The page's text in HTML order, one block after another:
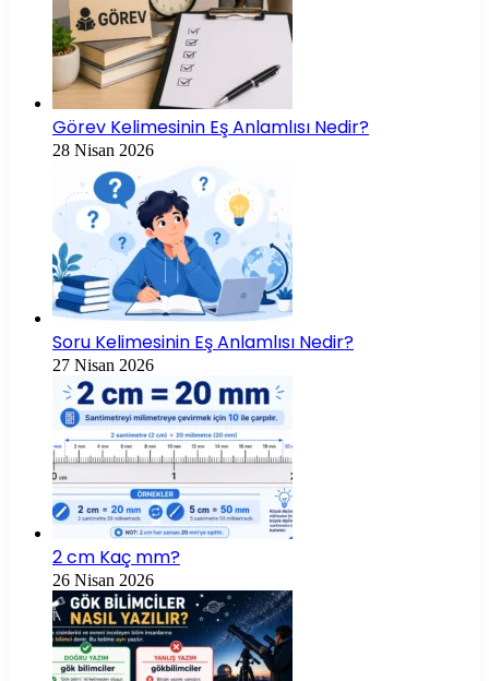
Görev Kelimesinin Eş Anlamlısı Nedir?
28 Nisan 2026
Soru Kelimesinin Eş Anlamlısı Nedir?
27 Nisan 2026
2 cm Kaç mm?
26 Nisan 2026